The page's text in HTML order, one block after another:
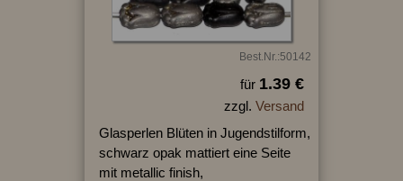
Best.Nr.:50142
für 1.39 €
zzgl. Versand
Glasperlen Blüten in Jugendstilform,
schwarz opak mattiert eine Seite
mit metallic finish,